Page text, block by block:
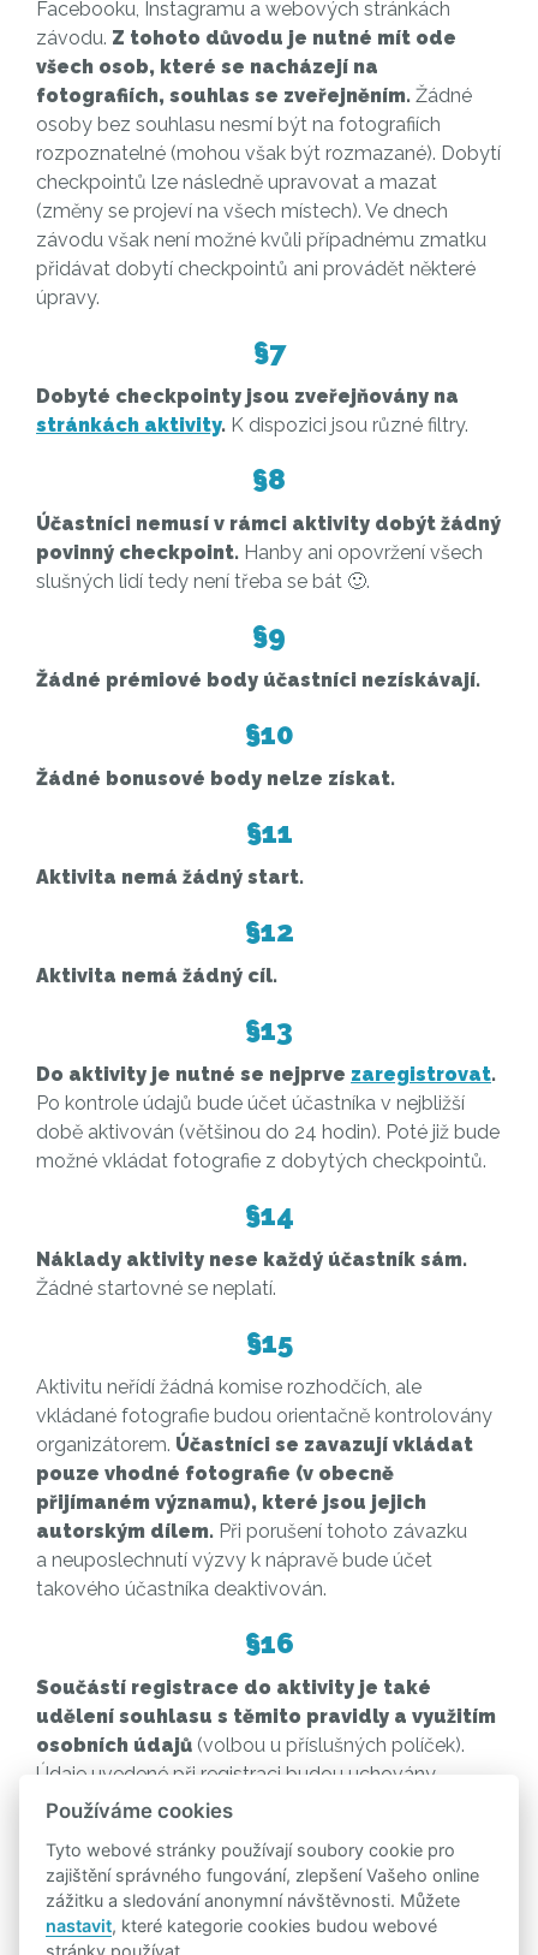
Facebooku, Instagramu a webových stránkách
závodu. Z tohoto důvodu je nutné mít ode
všech osob, které se nacházejí na
fotografiích, souhlas se zveřejněním. Žádné
osoby bez souhlasu nesmí být na fotografiích
rozpoznatelné (mohou však být rozmazané). Dobytí
checkpointů lze následně upravovat a mazat
(změny se projeví na všech místech). Ve dnech
závodu však není možné kvůli případnému zmatku
přidávat dobytí checkpointů ani provádět některé
úpravy.
§7
Dobyté checkpointy jsou zveřejňovány na
stránkách aktivity. K dispozici jsou různé filtry.
§8
Účastníci nemusí v rámci aktivity dobýt žádný
povinný checkpoint. Hanby ani opovržení všech
slušných lidí tedy není třeba se bát 🙂.
§9
Žádné prémiové body účastníci nezískávají.
§10
Žádné bonusové body nelze získat.
§11
Aktivita nemá žádný start.
§12
Aktivita nemá žádný cíl.
§13
Do aktivity je nutné se nejprve zaregistrovat.
Po kontrole údajů bude účet účastníka v nejbližší
době aktivován (většinou do 24 hodin). Poté již bude
možné vkládat fotografie z dobytých checkpointů.
§14
Náklady aktivity nese každý účastník sám.
Žádné startovné se neplatí.
§15
Aktivitu neřídí žádná komise rozhodčích, ale
vkládané fotografie budou orientačně kontrolovány
organizátorem. Účastníci se zavazují vkládat
pouze vhodné fotografie (v obecně
přijímaném významu), které jsou jejich
autorským dílem. Při porušení tohoto závazku
a neuposlechnutí výzvy k nápravě bude účet
takového účastníka deaktivován.
§16
Součástí registrace do aktivity je také
udělení souhlasu s těmito pravidly a využitím
osobních údajů (volbou u příslušných políček).
Údaje uvedené při registraci budou uchovány
a některé z nich (zejména se jedná o jméno
závodu. Souhlas se také týká všech fotografií, které
v rámci aktivity vzniknou (dobyté checkpointy,
profilové fotografie a další). Ty mohou být
zveřejněny na webových stránkách závodu,
Používáme cookies
Tyto webové stránky používají soubory cookie pro
zajištění správného fungování, zlepšení Vašeho online
zážitku a sledování anonymní návštěvnosti. Můžete
nastavit, které kategorie cookies budou webové
stránky používat.